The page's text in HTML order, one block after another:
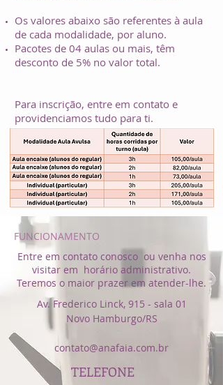
Os valores abaixo são referentes à aula
de cada modalidade, por aluno.
Pacotes de 04 aulas ou mais, têm
desconto de 5% no valor total.
Para inscrição, entre em contato e
providenciamos tudo para ti.
FUNCIONAMENTO
Entre em contato conosco ou venha nos
visitar em horário administrativo.
Teremos o maior prazer em atender-lhe.
Av. Frederico Linck, 915 - sala 01
Novo Hamburgo/RS
contato@anafaia.com.br
TELEFONE